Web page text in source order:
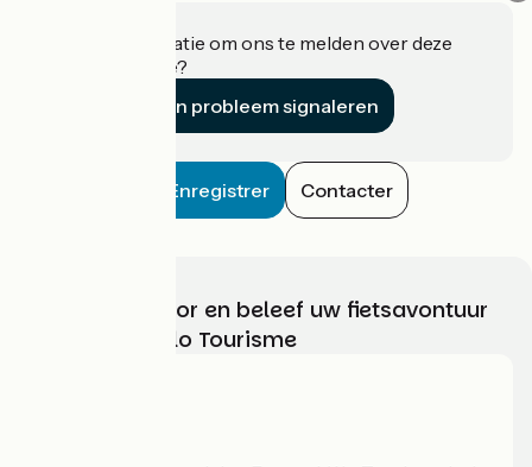
Heeft u informatie om ons te melden over deze
accommodatie?
Een probleem signaleren
Enregistrer Contacter
Kies, bereid voor en beleef uw fietsavontuur
met France Vélo Tourisme